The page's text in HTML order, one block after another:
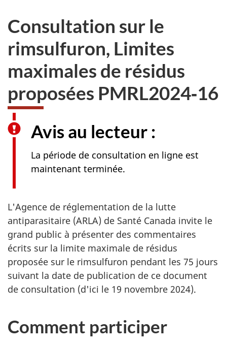
Consultation sur le
rimsulfuron, Limites
maximales de résidus
proposées PMRL2024‑16
Avis au lecteur :
La période de consultation en ligne est
maintenant terminée.
L'Agence de réglementation de la lutte
antiparasitaire (ARLA) de Santé Canada invite le
grand public à présenter des commentaires
écrits sur la limite maximale de résidus
proposée sur le rimsulfuron pendant les 75 jours
suivant la date de publication de ce document
de consultation (d'ici le 19 novembre 2024).
Comment participer